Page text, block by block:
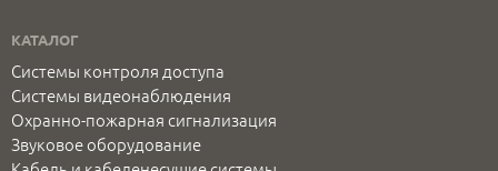
КАТАЛОГ
Системы контроля доступа
Системы видеонаблюдения
Охранно-пожарная сигнализация
Звуковое оборудование